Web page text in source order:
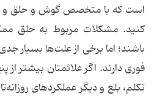
است که با متخصص گوش و حلق و
کنید. مشکلات مربوط به حلق
باشند؛ اما برخی از علت‌ها بسیار
فوری دارند. اگر علائمتان بیشتر
تکلم، بلع و دیگر عملکردهای